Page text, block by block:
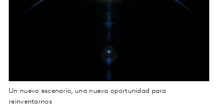
Un nuevo escenario, una nueva oportunidad para
reinventarnos